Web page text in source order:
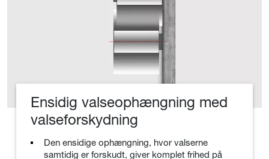
Ensidig valseophængning med
valseforskydning
Den ensidige ophængning, hvor valserne
samtidig er forskudt, giver komplet frihed på